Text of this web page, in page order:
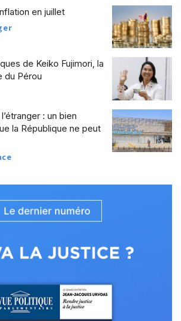
en juillet
de Keiko Fujimori, la
du Pérou
: un bien
la République ne peut